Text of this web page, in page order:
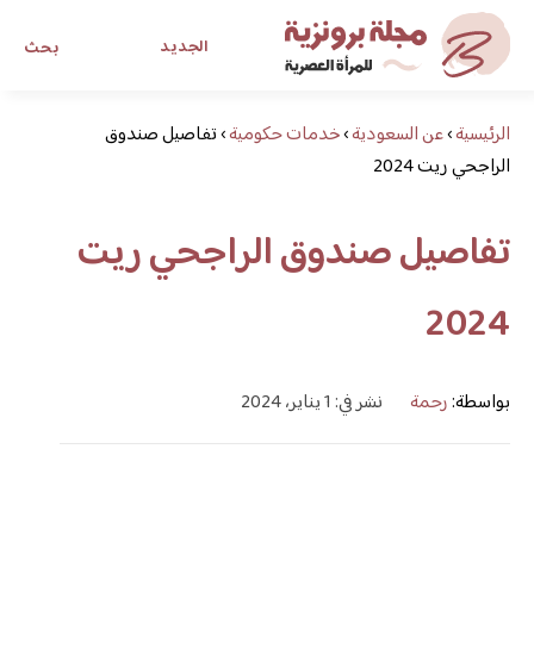
بحث الجديد
مجلة برونزية للفتاة العصريةالرئيسية›عن السعودية›خدمات حكومية›تفاصيل صندوق
الراجحي ريت 2024
تفاصيل صندوق الراجحي ريت
2024
بواسطة:رحمة نشر في: 1 يناير، 2024